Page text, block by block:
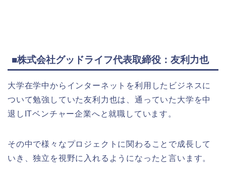
■株式会社グッドライフ代表取締役：友利力也
大学在学中からインターネットを利用したビジネスに
ついて勉強していた友利力也は、通っていた大学を中
退しITベンチャー企業へと就職しています。
その中で様々なプロジェクトに関わることで成長して
いき、独立を視野に入れるようになったと言います。